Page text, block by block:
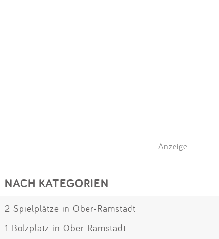
Anzeige
NACH KATEGORIEN
2 Spielplätze in Ober-Ramstadt
1 Bolzplatz in Ober-Ramstadt